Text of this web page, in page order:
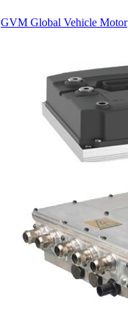
GVM Global Vehicle Motor